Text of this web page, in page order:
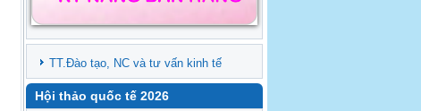
TT.Đào tạo, NC và tư vấn kinh tế
Hội thảo quốc tế 2026